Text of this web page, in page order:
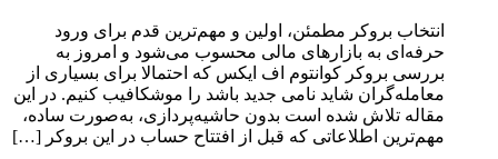
انتخاب بروکر مطمئن، اولین و مهم‌ترین قدم برای ورود
حرفه‌ای به بازارهای مالی محسوب می‌شود و امروز به
بررسی بروکر کوانتوم اف ایکس که احتمالا برای بسیاری از
معامله‌گران شاید نامی جدید باشد را موشکافیب کنیم. در این
مقاله تلاش شده است بدون حاشیه‌پردازی، به‌صورت ساده،
مهم‌ترین اطلاعاتی که قبل از افتتاح حساب در این بروکر […]